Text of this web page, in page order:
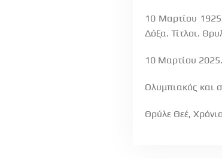
10 Μαρτίου
Δόξα. Τίτλοι.
10 Μαρτίου
Ολυμπιακός και
Θρύλε Θεέ,